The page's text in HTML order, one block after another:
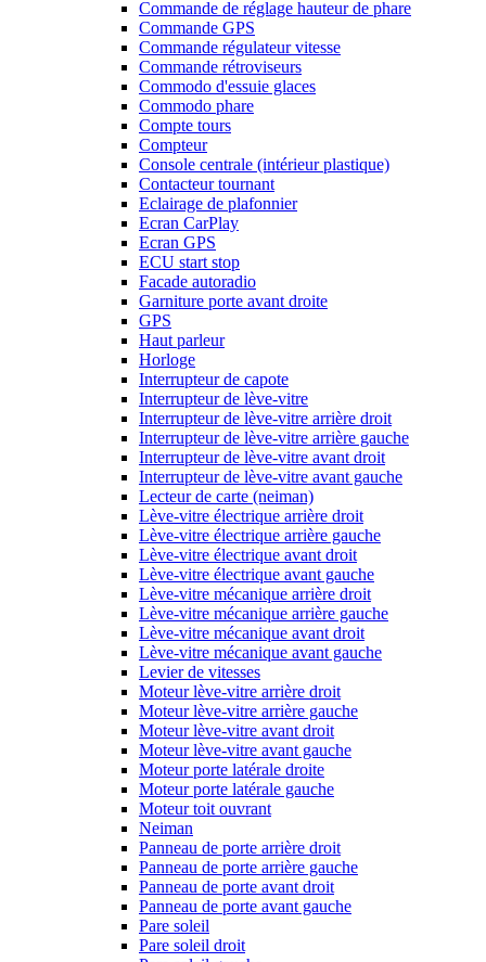
Commande de réglage hauteur de phare
Commande GPS
Commande régulateur vitesse
Commande rétroviseurs
Commodo d'essuie glaces
Commodo phare
Compte tours
Compteur
Console centrale (intérieur plastique)
Contacteur tournant
Eclairage de plafonnier
Ecran CarPlay
Ecran GPS
ECU start stop
Facade autoradio
Garniture porte avant droite
GPS
Haut parleur
Horloge
Interrupteur de capote
Interrupteur de lève-vitre
Interrupteur de lève-vitre arrière droit
Interrupteur de lève-vitre arrière gauche
Interrupteur de lève-vitre avant droit
Interrupteur de lève-vitre avant gauche
Lecteur de carte (neiman)
Lève-vitre électrique arrière droit
Lève-vitre électrique arrière gauche
Lève-vitre électrique avant droit
Lève-vitre électrique avant gauche
Lève-vitre mécanique arrière droit
Lève-vitre mécanique arrière gauche
Lève-vitre mécanique avant droit
Lève-vitre mécanique avant gauche
Levier de vitesses
Moteur lève-vitre arrière droit
Moteur lève-vitre arrière gauche
Moteur lève-vitre avant droit
Moteur lève-vitre avant gauche
Moteur porte latérale droite
Moteur porte latérale gauche
Moteur toit ouvrant
Neiman
Panneau de porte arrière droit
Panneau de porte arrière gauche
Panneau de porte avant droit
Panneau de porte avant gauche
Pare soleil
Pare soleil droit